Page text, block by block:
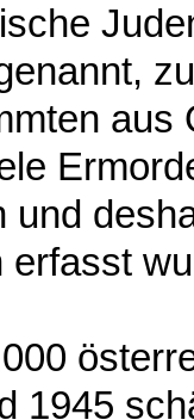
und
erfasst
1945